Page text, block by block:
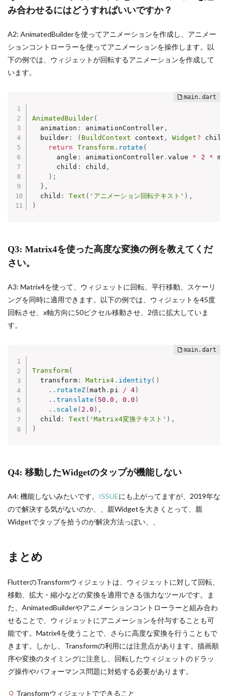
み合わせるにはどうすればいいですか？
A2: AnimatedBuilderを使ってアニメーションを作成し、アニメー
ションコントローラーを使ってアニメーションを操作します。以
下の例では、ウィジェットが回転するアニメーションを作成して
います。
AnimatedBuilder(
  animation
: animationController,
  builder
: ( BuildContext context , Widget ? child
return
Transform . rotate (
      angle
: animationController. value * 2 *
      child
: child ,
) ;
} ,
  child
: Text ( 'アニメーション回転テキスト' ) ,
)
Q3: Matrix4を使った高度な変換の例を教えてくだ
さい。
A3: Matrix4を使って、ウィジェットに回転、平行移動、スケーリ
ングを同時に適用できます。以下の例では、ウィジェットを45度
回転させ、x軸方向に50ピクセル移動させ、2倍に拡大していま
す。
Transform(
  transform
: Matrix4 . identity( )
. . rotateZ( math . pi / 4 )
. .translate ( 50.0 , 0.0 )
. . scale ( 2.0 ) ,
  child
: Text ( 'Matrix4変換テキスト' ) ,
)
Q4: 移動したWidgetのタップが機能しない
A4: 機能しないみたいです。 ISSUEにも上がってますが、2019年な
ので解決する気がないのか、、親Widgetを大きくとって、親
Widgetでタップを拾うのが解決方法っぽい、、
まとめ
FlutterのTransformウィジェットは、ウィジェットに対して回転、
移動、拡大・縮小などの変換を適用できる強力なツールです。ま
た、AnimatedBuilderやアニメーションコントローラーと組み合わ
せることで、ウィジェットにアニメーションを付与することも可
能です。Matrix4を使うことで、さらに高度な変換を行うこともで
きます。しかし、Transformの利用には注意点があります。描画順
序や変換のタイミングに注意し、回転したウィジェットのドラッ
グ操作やパフォーマンス問題に対処する必要があります。
Transformウィジェットでできること